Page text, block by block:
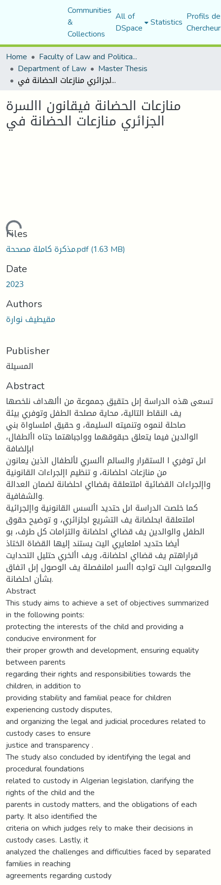
Communities
&
Collections
All of
DSpace Statistics Profils
Home
Faculty of Law and Political Science
Department of Law Master Thesis
منازعات الحضانة فيقانون االسرة الجزائري منازعات الحضانة في
منازعات الحضانة فيقانون االسرة
الجزائري منازعات الحضانة في
Files
مذكرة كاملة مصححة.pdf(1.63 MB)
Date
2023
Authors
مقيطيف نوارة
Publisher
المسيلة
Abstract
تسعى هذه الدراسة إىل حتقيق جمموعة من األهداف نلخصها
يف النقاط التالية، محاية مصلحة الطفل وتوفري بيئة
صاحلة لنموه وتنميته السليمة، و حقيق املساواة بني
الوالدين فيما يتعلق حبقوقهما وواجباهتما جتاه األطفال،
ابإلضافة
اىل توفري ا الستقرار والسالم األسري لألطفال الذين يعانون
من منازعات احلضانة، و تنظيم اإلجراءات القانونية
واإلجراءات القضائية املتعلقة بقضااي احلضانة لضمان العدالة
والشفافية.
كما خلصت الدراسة اىل حتديد األسس القانونية واإلجرائية
املتعلقة ابحلضانة يف التشريع اجلزائري، و توضيح حقوق
الطفل والوالدين يف قضااي احلضانة والتزامات كل طرف، بو
أيضا حتديد املعايري اليت يستند إليها القضاة الختاذ
قراراهتم يف قضااي احلضانة، ويف األخري حتليل التحدايت
والصعوابت اليت تواجه األسر املنفصلة يف الوصول إىل اتفاق
بشأن احلضانة.
Abstract
This study aims to achieve a set of objectives summarized
in the following points:
protecting the interests of the child and providing a
conducive environment for
their proper growth and development, ensuring equality
between parents
regarding their rights and responsibilities towards the
children, in addition to
providing stability and familial peace for children
experiencing custody disputes,
and organizing the legal and judicial procedures related to
custody cases to ensure
justice and transparency .
The study also concluded by identifying the legal and
procedural foundations
related to custody in Algerian legislation, clarifying the
rights of the child and the
parents in custody matters, and the obligations of each
party. It also identified the
criteria on which judges rely to make their decisions in
custody cases. Lastly, it
analyzed the challenges and difficulties faced by separated
families in reaching
agreements regarding custody